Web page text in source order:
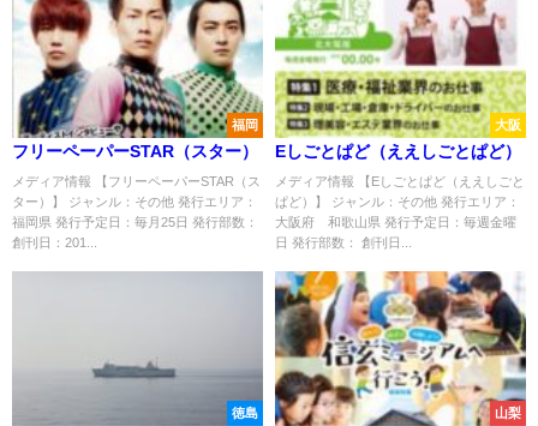
福岡
フリーペーパーSTAR（スター）
メディア情報 【フリーペーパーSTAR（ス
ター）】 ジャンル：その他 発行エリア：
福岡県 発行予定日：毎月25日 発行部数：
創刊日：201...
大阪
Eしごとぱど（ええしごとぱど）
メディア情報 【Eしごとぱど（ええしごと
ぱど）】 ジャンル：その他 発行エリア：
大阪府 和歌山県 発行予定日：毎週金曜
日 発行部数： 創刊日...
徳島 山梨